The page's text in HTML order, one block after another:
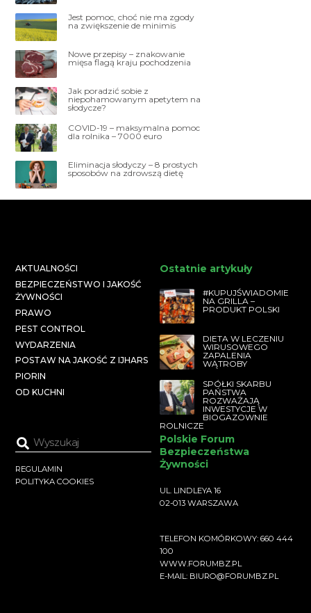
Jest pomoc, choć nie ma zgody
na zwiększenie de minimis
Nowe przepisy – znakowanie
mięsa flagą kraju pochodzenia
Jak poradzić sobie z
niepohamowanym apetytem na
słodycze?
COVID-19 – maksymalna pomoc
dla rolnika – 7000 euro
Eliminacja słodyczy – 8 prostych
sposobów na zdrowszą dietę
AKTUALNOŚCI
BEZPIECZEŃSTWO I JAKOŚĆ
ŻYWNOŚCI
PRAWO
PEST CONTROL
WYDARZENIA
POSTAW NA JAKOŚĆ Z IJHARS
PIORIN
OD KUCHNI
Ostatnie artykuły
#KUPUJŚWIADOMIE
NA GRILLA –
PRODUKT POLSKI
DIETA W LECZENIU
WIRUSOWEGO
ZAPALENIA
WĄTROBY
SPÓŁKI SKARBU
PAŃSTWA
ROZWAŻAJĄ
INWESTYCJE W
BIOGAZOWNIE
ROLNICZE
REGULAMIN
POLITYKA COOKIES
Polskie Forum
Bezpieczeństwa
Żywności
UL. LINDLEYA 16
02-013 WARSZAWA
TELEFON KOMÓRKOWY: 660 444
100
WWW.FORUMBZ.PL
E-MAIL: BIURO@FORUMBZ.PL